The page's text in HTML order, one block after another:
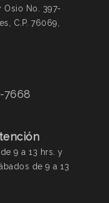
Osio No. 397-
C.P. 76069,
7668
9 a 13 hrs. y
de 9 a 13